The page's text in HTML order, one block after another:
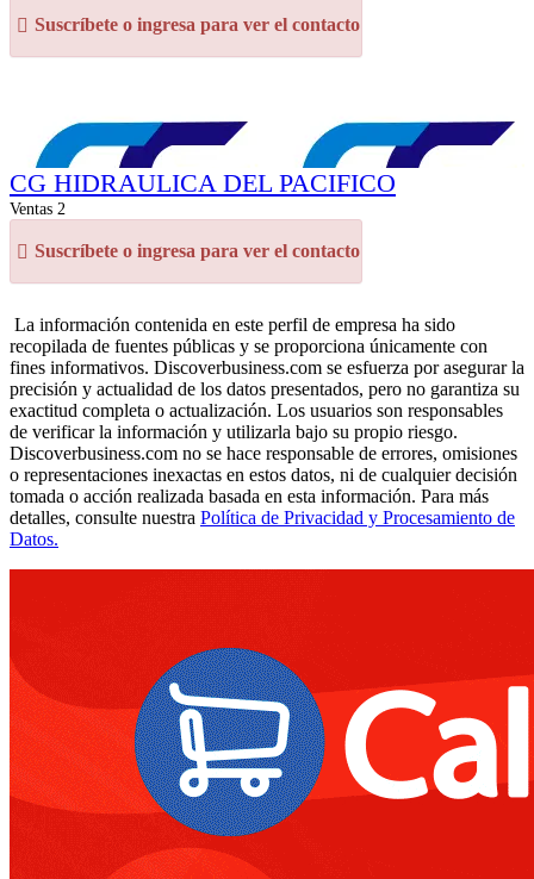
Suscríbete o ingresa para ver el contacto
CG HIDRAULICA DEL PACIFICO
Ventas 2
Suscríbete o ingresa para ver el contacto
La información contenida en este perfil de empresa ha sido
recopilada de fuentes públicas y se proporciona únicamente con
fines informativos. Discoverbusiness.com se esfuerza por asegurar la
precisión y actualidad de los datos presentados, pero no garantiza su
exactitud completa o actualización. Los usuarios son responsables
de verificar la información y utilizarla bajo su propio riesgo.
Discoverbusiness.com no se hace responsable de errores, omisiones
o representaciones inexactas en estos datos, ni de cualquier decisión
tomada o acción realizada basada en esta información. Para más
detalles, consulte nuestra Política de Privacidad y Procesamiento de
Datos.